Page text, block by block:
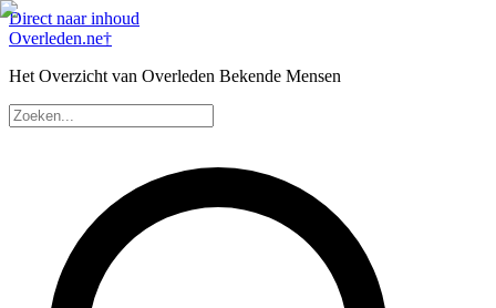
Direct naar inhoud
Overleden.ne†
Het Overzicht van Overleden Bekende Mensen